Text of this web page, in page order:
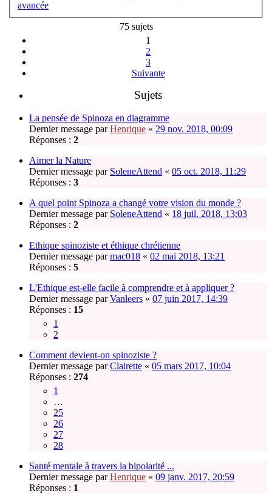
avancée
75 sujets
1
2
3
Suivante
Sujets
La pensée de Spinoza en diagramme
Dernier message parHenrique « 29 nov. 2018, 00:09
Réponses : 2
Aimer la Nature
Dernier message par SoleneAttend « 05 oct. 2018, 11:29
Réponses : 3
A quel point Spinoza a changé votre vision du monde ?
Dernier message par SoleneAttend « 18 juil. 2018, 13:03
Réponses : 2
Ethique spinoziste et éthique chrétienne
Dernier message parmac018 « 02 mai 2018, 13:21
Réponses : 5
L'Ethique est-elle facile à comprendre et à appliquer ?
Dernier message parVanleers « 07 juin 2017, 14:39
Réponses : 15
1
2
Comment devient-on spinoziste ?
Dernier message parClairette « 05 mars 2017, 10:04
Réponses : 274
1
…
25
26
27
28
Santé mentale à travers la bipolarité ...
Dernier message parHenrique « 09 janv. 2017, 20:59
Réponses : 1